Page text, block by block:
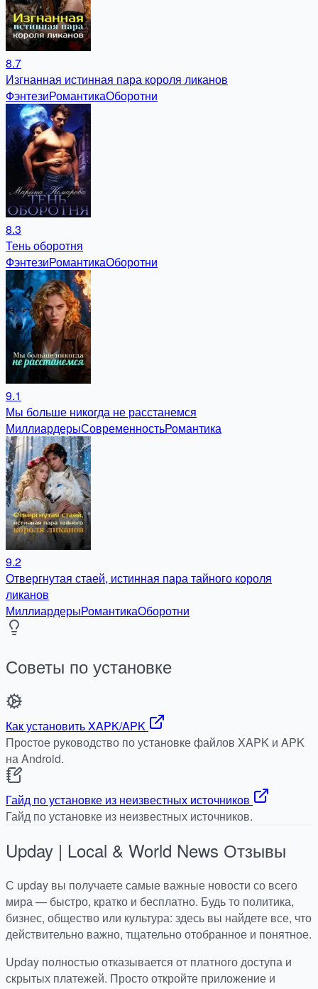
8.7
Изгнанная истинная пара короля ликанов
ФэнтезиРомантикаОборотни
8.3
Тень оборотня
ФэнтезиРомантикаОборотни
9.1
Мы больше никогда не расстанемся
МиллиардерыСовременностьРомантика
9.2
Отвергнутая стаей, истинная пара тайного короля
ликанов
МиллиардерыРомантикаОборотни
Советы по установке
Как установить XAPK/APK
Простое руководство по установке файлов XAPK и APK
на Android.
Гайд по установке из неизвестных источников
Гайд по установке из неизвестных источников.
Upday | Local & World News Отзывы
С upday вы получаете самые важные новости со всего
мира — быстро, кратко и бесплатно. Будь то политика,
бизнес, общество или культура: здесь вы найдете все, что
действительно важно, тщательно отобранное и понятное.
Upday полностью отказывается от платного доступа и
скрытых платежей. Просто откройте приложение и